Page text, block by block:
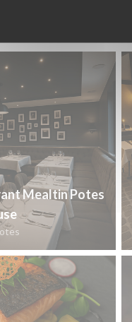
Mealtin Potes